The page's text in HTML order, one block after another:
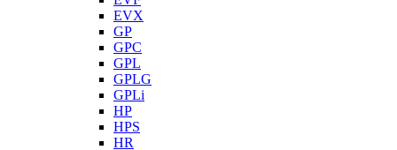
EVX
GP
GPC
GPL
GPLG
GPLi
HP
HPS
HR